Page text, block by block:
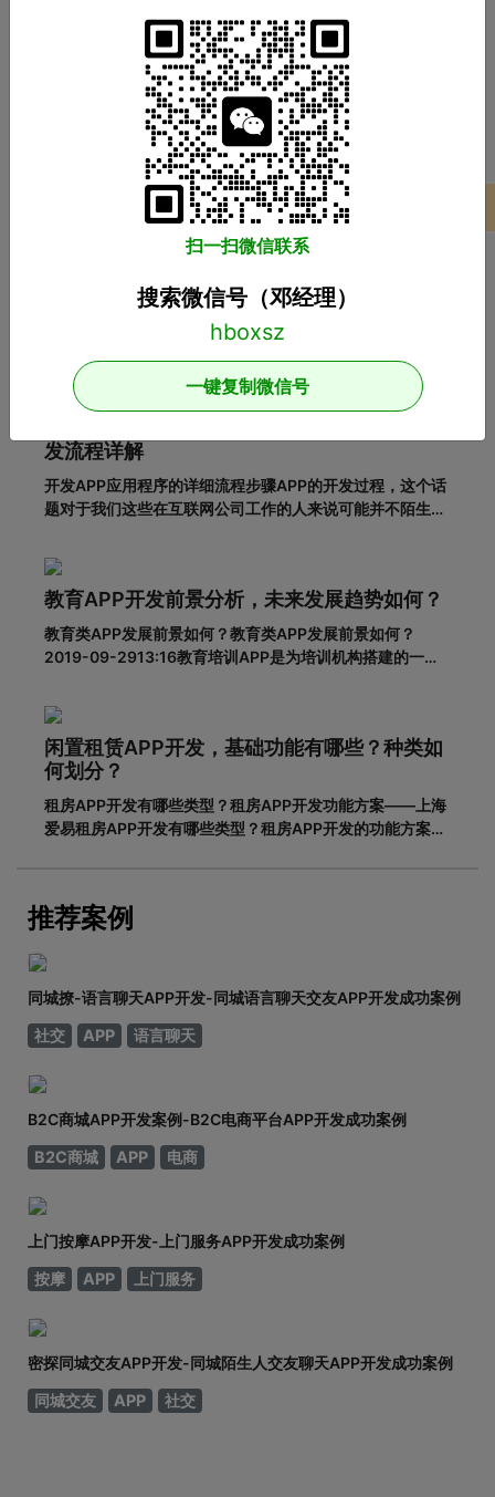
APP开发：在设计APP时这几个问题一定要注
开发影响用户体验的APP应用需要注意哪些问题？随着移动
互联网的发展，人们对APP应用的需求越来越大，这也给企
业带来了更多的商机，于是很多企业开始开发长沙APP，希
望从中获得更多的发展机会。当然，并不仅仅是开发APP应
用就能达到目的。前提一定是保证APP应用的优秀用户体
购物返佣APP开发前景怎么样？返佣电商APP
返利购物app前景如何？值得开发吗？在互联网和移动电商
高度融合的时代，消费者足不出户就能享受到购买商品的便
利，所以市面上的移动网购平台越来越多。为了更好地吸引
用户，许多企业和商家开始致力于返利购物app的建设。返
利购物app有什么优势？一、在网络上购买商品有哪些利
发流程详解
开发APP应用程序的详细流程步骤APP的开发过程，这个话
题对于我们这些在互联网公司工作的人来说可能并不陌生，
了。其实，APP开发的流程并不复杂，接下来就带大家一起
看一下一套完整的APP开发流程包含哪些步骤。一、基本功
能需求阶段0
教育APP开发前景分析，未来发展趋势如何？
教育类APP发展前景如何？教育类APP发展前景如何？
2019-09-2913:16教育培训APP是为培训机构搭建的一个
的来了吗？据调查，截至2018年6月，我国网民规模达8.02
亿，普及率57.7%。其中，手机网民规模已达7.8
闲置租赁APP开发，基础功能有哪些？种类如
何划分？
租房APP开发有哪些类型？租房APP开发功能方案——上海
爱易租房APP开发有哪些类型？租房APP开发的功能方案
推荐案例
同城撩-语言聊天APP开发-同城语言聊天交友APP开发成功案例
社交
APP 语言聊天
B2C商城APP开发案例-B2C电商平台APP开发成功案例
B2C商城
APP 电商
上门按摩APP开发-上门服务APP开发成功案例
按摩
APP 上门服务
密探同城交友APP开发-同城陌生人交友聊天APP开发成功案例
同城交友
APP 社交
扫一扫微信联系
搜索微信号（邓经理）
一键复制微信号